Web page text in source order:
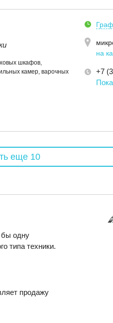
шкафов,
камер, варочных
на
+7
еще 10
бы одну
типа техники.
продажу